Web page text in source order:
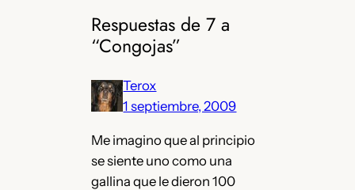
Respuestas de 7 a
“Congojas”
Terox
1 septiembre, 2009
Me imagino que al principio
se siente uno como una
gallina que le dieron 100